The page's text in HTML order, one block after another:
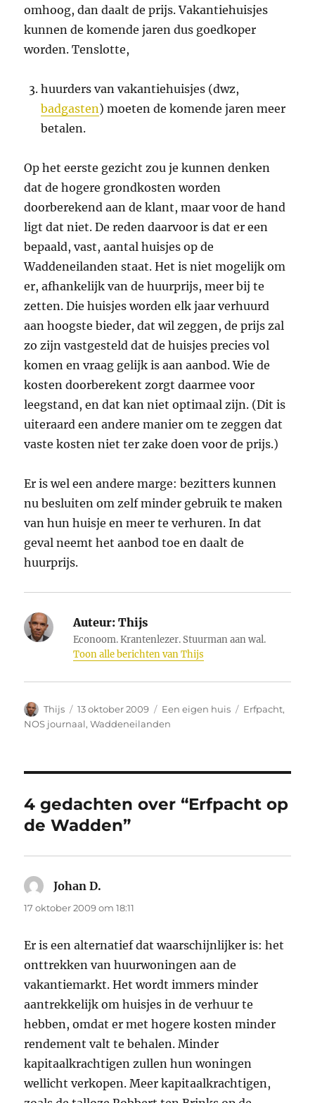
omhoog, dan daalt de prijs. Vakantiehuisjes
kunnen de komende jaren dus goedkoper
worden. Tenslotte,
huurders van vakantiehuisjes (dwz,
badgasten) moeten de komende jaren meer
betalen.
Op het eerste gezicht zou je kunnen denken
dat de hogere grondkosten worden
doorberekend aan de klant, maar voor de hand
ligt dat niet. De reden daarvoor is dat er een
bepaald, vast, aantal huisjes op de
Waddeneilanden staat. Het is niet mogelijk om
er, afhankelijk van de huurprijs, meer bij te
zetten. Die huisjes worden elk jaar verhuurd
aan hoogste bieder, dat wil zeggen, de prijs zal
zo zijn vastgesteld dat de huisjes precies vol
komen en vraag gelijk is aan aanbod. Wie de
kosten doorberekent zorgt daarmee voor
leegstand, en dat kan niet optimaal zijn. (Dit is
uiteraard een andere manier om te zeggen dat
vaste kosten niet ter zake doen voor de prijs.)
Er is wel een andere marge: bezitters kunnen
nu besluiten om zelf minder gebruik te maken
van hun huisje en meer te verhuren. In dat
geval neemt het aanbod toe en daalt de
huurprijs.
Auteur: Thijs
Econoom. Krantenlezer. Stuurman aan wal.
Toon alle berichten van Thijs
Auteur
Thijs
Geplaatst
op
13 oktober 2009 Categorieën
Een eigen huis Tags
Erfpacht,
NOS journaal,Waddeneilanden
4 gedachten over “Erfpacht op
de Wadden”
Johan D.
17 oktober 2009 om 18:11
Er is een alternatief dat waarschijnlijker is: het
onttrekken van huurwoningen aan de
vakantiemarkt. Het wordt immers minder
aantrekkelijk om huisjes in de verhuur te
hebben, omdat er met hogere kosten minder
rendement valt te behalen. Minder
kapitaalkrachtigen zullen hun woningen
wellicht verkopen. Meer kapitaalkrachtigen,